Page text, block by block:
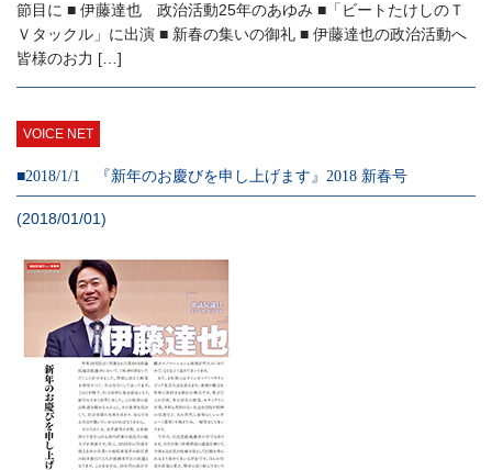
節目に ■ 伊藤達也 政治活動25年のあゆみ ■「ビートたけしのＴ
Ｖタックル」に出演 ■ 新春の集いの御礼 ■ 伊藤達也の政治活動へ
皆様のお力 […]
VOICE NET
■2018/1/1 『新年のお慶びを申し上げます』2018 新春号
(2018/01/01)